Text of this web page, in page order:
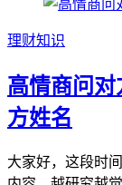
理财知识
高情商问
方姓名
大家好，这段时